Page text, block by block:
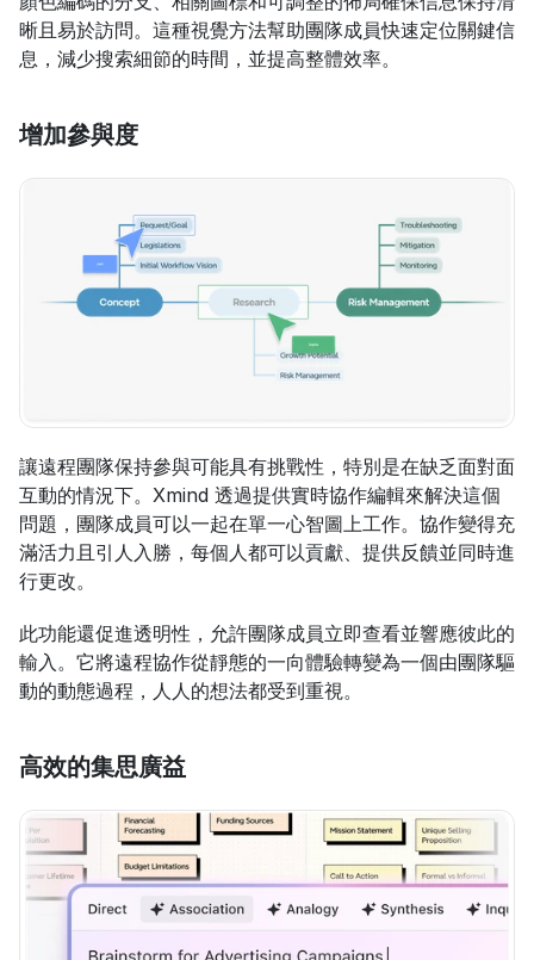
晰且易於訪問。這種視覺方法幫助團隊成員快速定位關鍵信
息，減少搜索細節的時間，並提高整體效率。
增加參與度
讓遠程團隊保持參與可能具有挑戰性，特別是在缺乏面對面
互動的情況下。Xmind 透過提供實時協作編輯來解決這個
問題，團隊成員可以一起在單一心智圖上工作。協作變得充
滿活力且引人入勝，每個人都可以貢獻、提供反饋並同時進
行更改。
此功能還促進透明性，允許團隊成員立即查看並響應彼此的
輸入。它將遠程協作從靜態的一向體驗轉變為一個由團隊驅
動的動態過程，人人的想法都受到重視。
高效的集思廣益